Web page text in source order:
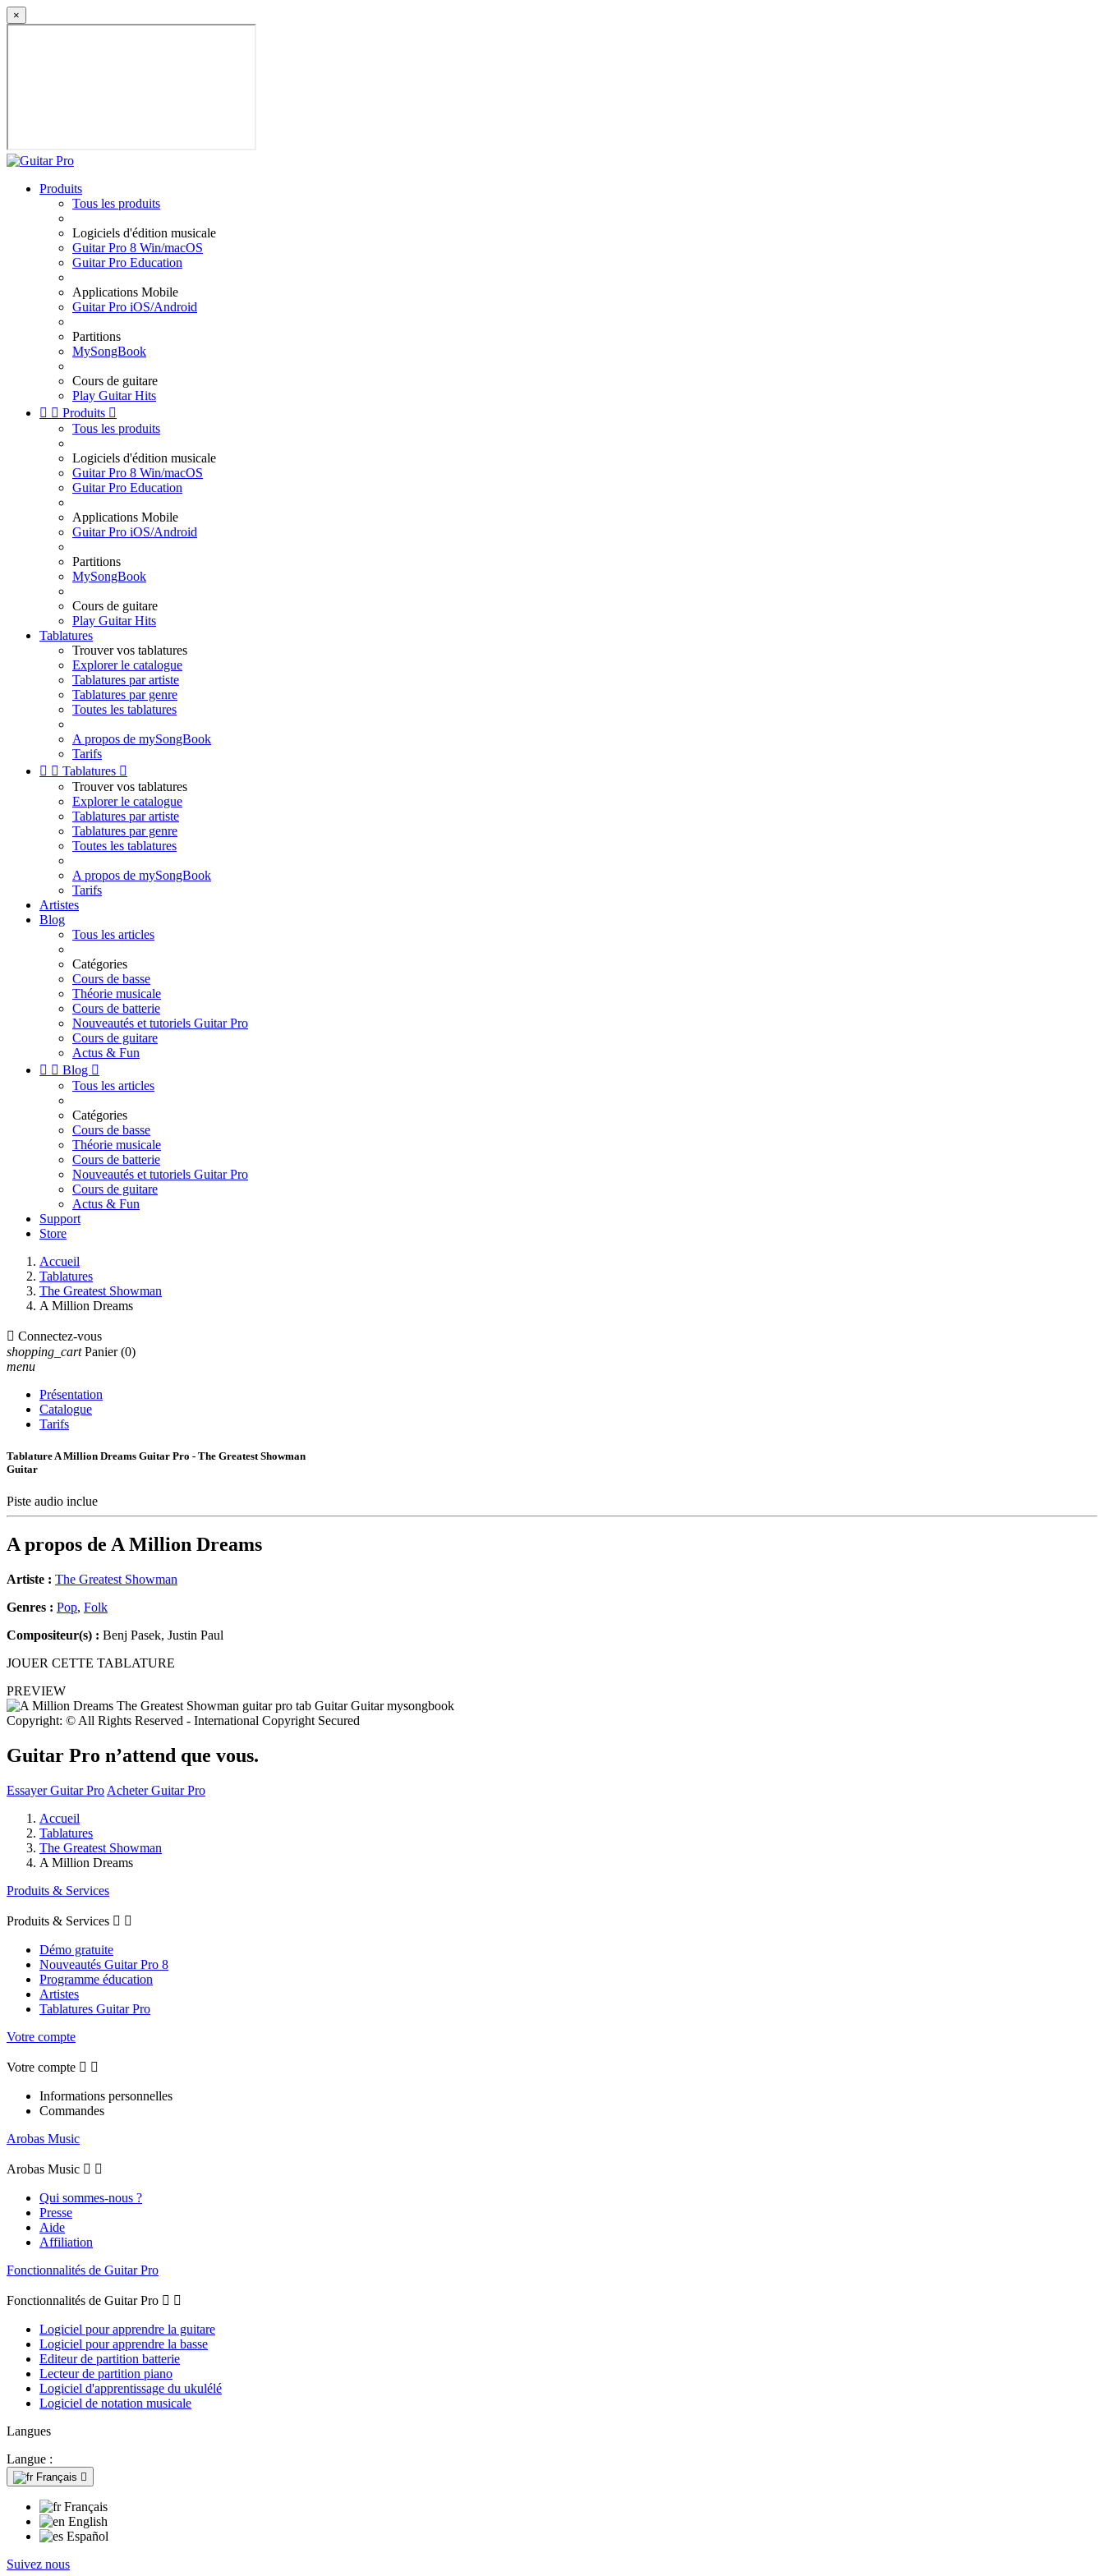
×
Produits
Tous les produits
Logiciels d'édition musicale
Guitar Pro 8 Win/macOS
Guitar Pro Education
Applications Mobile
Guitar Pro iOS/Android
Partitions
MySongBook
Cours de guitare
Play Guitar Hits
  Produits 
Tous les produits
Logiciels d'édition musicale
Guitar Pro 8 Win/macOS
Guitar Pro Education
Applications Mobile
Guitar Pro iOS/Android
Partitions
MySongBook
Cours de guitare
Play Guitar Hits
Tablatures
Trouver vos tablatures
Explorer le catalogue
Tablatures par artiste
Tablatures par genre
Toutes les tablatures
A propos de mySongBook
Tarifs
  Tablatures 
Trouver vos tablatures
Explorer le catalogue
Tablatures par artiste
Tablatures par genre
Toutes les tablatures
A propos de mySongBook
Tarifs
Artistes
Blog
Tous les articles
Catégories
Cours de basse
Théorie musicale
Cours de batterie
Nouveautés et tutoriels Guitar Pro
Cours de guitare
Actus & Fun
  Blog 
Tous les articles
Catégories
Cours de basse
Théorie musicale
Cours de batterie
Nouveautés et tutoriels Guitar Pro
Cours de guitare
Actus & Fun
Support
Store
Accueil
Tablatures
The Greatest Showman
A Million Dreams
 Connectez-vous
shopping_cart Panier (0)
menu
Présentation
Catalogue
Tarifs
Tablature A Million Dreams Guitar Pro - The Greatest Showman
Guitar
Piste audio inclue
A propos de A Million Dreams
Artiste : The Greatest Showman
Genres : Pop, Folk
Compositeur(s) : Benj Pasek, Justin Paul
JOUER CETTE TABLATURE
PREVIEW
Copyright: © All Rights Reserved - International Copyright Secured
Guitar Pro n’attend que vous.
Essayer Guitar Pro Acheter Guitar Pro
Accueil
Tablatures
The Greatest Showman
A Million Dreams
Produits & Services
Produits & Services  
Démo gratuite
Nouveautés Guitar Pro 8
Programme éducation
Artistes
Tablatures Guitar Pro
Votre compte
Votre compte  
Informations personnelles
Commandes
Arobas Music
Arobas Music  
Qui sommes-nous ?
Presse
Aide
Affiliation
Fonctionnalités de Guitar Pro
Fonctionnalités de Guitar Pro  
Logiciel pour apprendre la guitare
Logiciel pour apprendre la basse
Editeur de partition batterie
Lecteur de partition piano
Logiciel d'apprentissage du ukulélé
Logiciel de notation musicale
Langues
Langue :
Français 
Français
English
Español
Suivez nous